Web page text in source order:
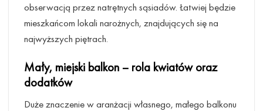
obserwacją przez natrętnych sąsiadów. Łatwiej będzie
mieszkańcom lokali narożnych, znajdujących się na
najwyższych piętrach.
Mały, miejski balkon – rola kwiatów oraz
dodatków
Duże znaczenie w aranżacji własnego, małego balkonu